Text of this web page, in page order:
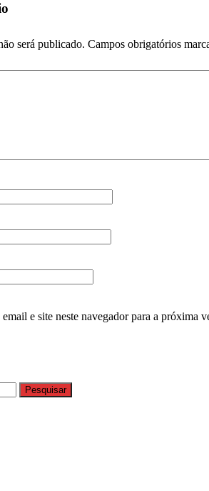
será publicado. Campos obrigatórios
e site neste navegador para a próxima